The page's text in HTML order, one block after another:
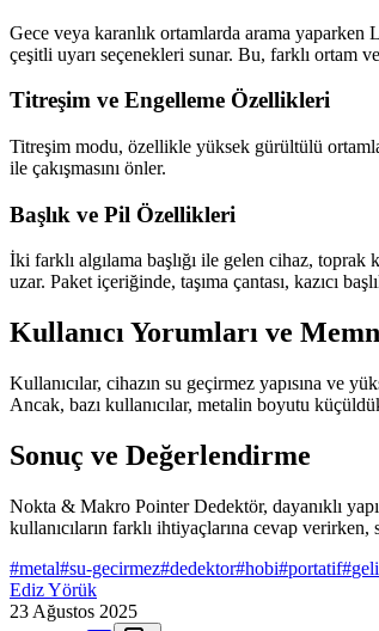
Gece veya karanlık ortamlarda arama yaparken
çeşitli uyarı seçenekleri sunar. Bu, farklı ortam
Titreşim ve Engelleme Özellikleri
Titreşim modu, özellikle yüksek gürültülü
ile çakışmasını önler.
Başlık ve Pil Özellikleri
İki farklı algılama başlığı ile gelen cihaz, toprak
uzar. Paket içeriğinde, taşıma çantası, kazıcı
Kullanıcı Yorumları ve
Kullanıcılar, cihazın su geçirmez yapısına ve
Ancak, bazı kullanıcılar, metalin boyutu
Sonuç ve Değerlendirme
Nokta & Makro Pointer Dedektör, dayanıklı
kullanıcıların farklı ihtiyaçlarına cevap
#metal#su-gecirmez#dedektor#hobi#portatif#
Ediz Yörük
23 Ağustos 2025